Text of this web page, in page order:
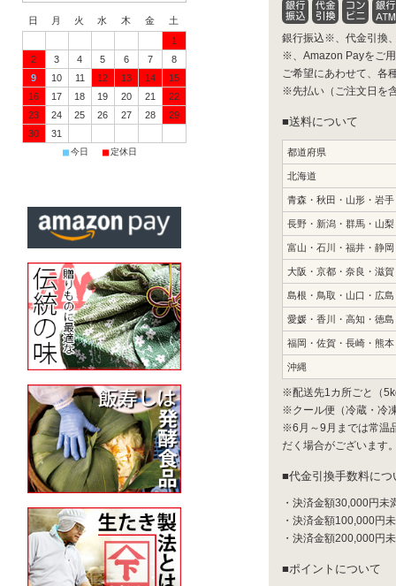
銀行振込※、代金引換
※、Amazon Payをご
ご希望にあわせて、各
※先払い（ご注文日を
送料について
都道府県
北海道
青森・秋田・山形
長野・新潟・群馬・山
富山・石川・福井・静
大阪・京都・奈良・滋
島根・鳥取・山口・広
愛媛・香川・高知・徳島
福岡・佐賀・長崎・熊
沖縄
※配送先1カ所ごと（
※クール便（冷蔵・冷
※6月～9月までは常温
だく場合がございます
代金引換手数料につ
・決済金額30,000円
・決済金額100,000円
・決済金額200,000円
ポイントについて
日 月 火 水 木 金
土
1
2
3 4 5 6 7
8
9
10 11 12 13 14
15
16
17 18 19 20 21
22
23
24 25 26 27 28
29
30
31
■ 今日 ■ 定休日